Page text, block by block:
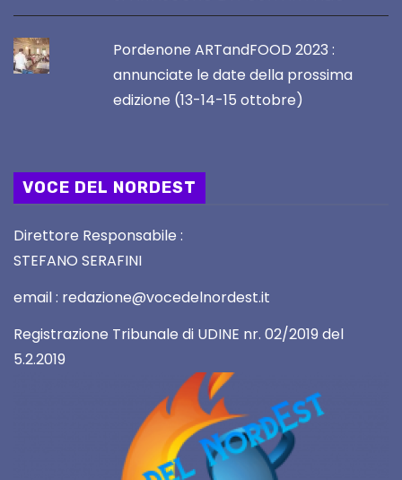
Pordenone ARTandFOOD 2023 :
annunciate le date della prossima
edizione (13-14-15 ottobre)
VOCE DEL NORDEST
Direttore Responsabile :
STEFANO SERAFINI
email : redazione@vocedelnordest.it
Registrazione Tribunale di UDINE nr. 02/2019 del
5.2.2019